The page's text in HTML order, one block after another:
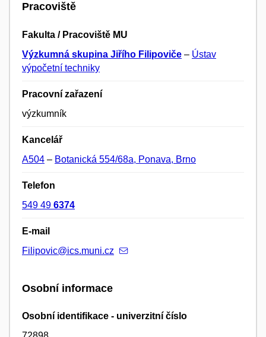
Pracoviště
Fakulta / Pracoviště MU
Výzkumná skupina Jiřího Filipoviče – Ústav
výpočetní techniky
Pracovní zařazení
výzkumník
Kancelář
A504 – Botanická 554/68a, Ponava, Brno
Telefon
549 49 6374
E-mail
Filipovic@ics.muni.cz
Osobní informace
Osobní identifikace - univerzitní číslo